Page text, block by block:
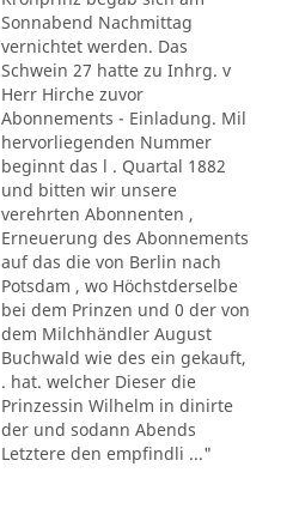
Sonnabend Nachmittag
vernichtet werden. Das
Schwein 27 hatte zu Inhrg. v
Herr Hirche zuvor
Abonnements - Einladung. Mil
hervorliegenden Nummer
beginnt das l . Quartal 1882
und bitten wir unsere
verehrten Abonnenten ,
Erneuerung des Abonnements
auf das die von Berlin nach
Potsdam , wo Höchstderselbe
bei dem Prinzen und 0 der von
dem Milchhändler August
Buchwald wie des ein gekauft,
. hat. welcher Dieser die
Prinzessin Wilhelm in dinirte
der und sodann Abends
Letztere den empfindli ..."